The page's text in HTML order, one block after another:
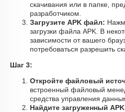
скачивания или в папке,
разработчиком.
Загрузите APK файл:
загрузки файла APK. В
зависимости от вашего
потребоваться разрешить
Шаг 3:
Откройте файловый
встроенный файловый
средства управления
Найдите загруженный